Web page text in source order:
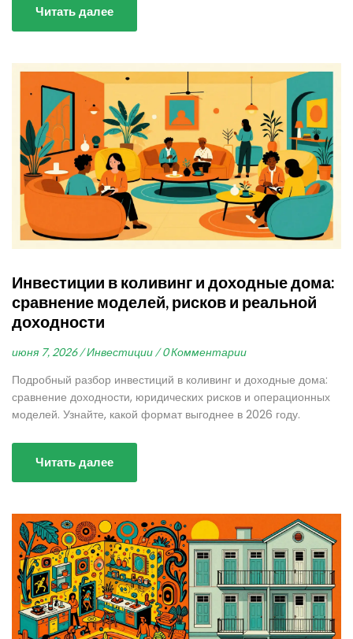
Читать далее
Инвестиции в коливинг и доходные дома:
сравнение моделей, рисков и реальной
доходности
июня 7, 2026 / Инвестиции / 0 Комментарии
Подробный разбор инвестиций в коливинг и доходные дома:
сравнение доходности, юридических рисков и операционных
моделей. Узнайте, какой формат выгоднее в 2026 году.
Читать далее